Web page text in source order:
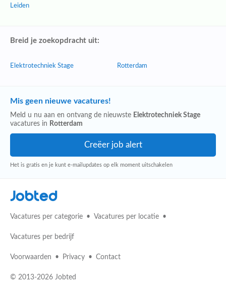
Leiden
Breid je zoekopdracht uit:
Elektrotechniek Stage Rotterdam
Mis geen nieuwe vacatures!
Meld u nu aan en ontvang de nieuwste Elektrotechniek Stage
vacatures in Rotterdam
Het is gratis en je kunt e-mailupdates op elk moment uitschakelen
Jobted
Vacatures per categorie Vacatures per locatie
Vacatures per bedrijf
Voorwaarden Privacy Contact
© 2013-2026 Jobted